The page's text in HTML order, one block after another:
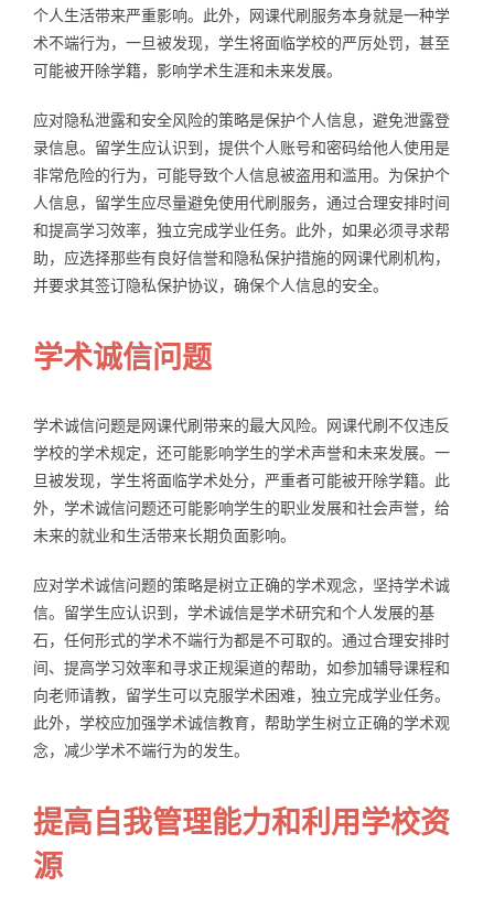
个人生活带来严重影响。此外，网课代刷服务本身就是一种学
术不端行为，一旦被发现，学生将面临学校的严厉处罚，甚至
可能被开除学籍，影响学术生涯和未来发展。
应对隐私泄露和安全风险的策略是保护个人信息，避免泄露登
录信息。留学生应认识到，提供个人账号和密码给他人使用是
非常危险的行为，可能导致个人信息被盗用和滥用。为保护个
人信息，留学生应尽量避免使用代刷服务，通过合理安排时间
和提高学习效率，独立完成学业任务。此外，如果必须寻求帮
助，应选择那些有良好信誉和隐私保护措施的网课代刷机构，
并要求其签订隐私保护协议，确保个人信息的安全。
学术诚信问题
学术诚信问题是网课代刷带来的最大风险。网课代刷不仅违反
学校的学术规定，还可能影响学生的学术声誉和未来发展。一
旦被发现，学生将面临学术处分，严重者可能被开除学籍。此
外，学术诚信问题还可能影响学生的职业发展和社会声誉，给
未来的就业和生活带来长期负面影响。
应对学术诚信问题的策略是树立正确的学术观念，坚持学术诚
信。留学生应认识到，学术诚信是学术研究和个人发展的基
石，任何形式的学术不端行为都是不可取的。通过合理安排时
间、提高学习效率和寻求正规渠道的帮助，如参加辅导课程和
向老师请教，留学生可以克服学术困难，独立完成学业任务。
此外，学校应加强学术诚信教育，帮助学生树立正确的学术观
念，减少学术不端行为的发生。
提高自我管理能力和利用学校资
源